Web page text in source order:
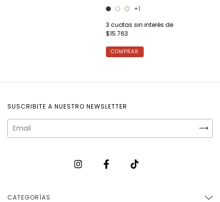
+1
3 cuotas sin interés de
$15.763
COMPRAR
SUSCRIBITE A NUESTRO NEWSLETTER
CATEGORÍAS